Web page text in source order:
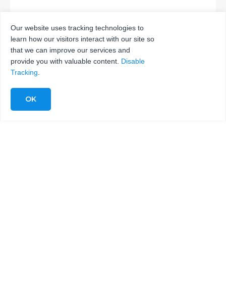
INVIA
Our website uses tracking technologies to
learn how our visitors interact with our site so
that we can improve our services and
provide you with valuable content. Disable
Tracking